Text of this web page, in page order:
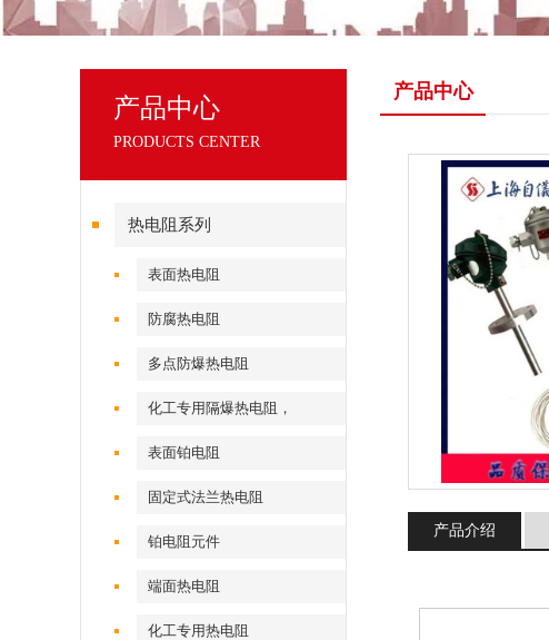
产品中心
PRODUCTS CENTER
热电阻系列
表面热电阻
防腐热电阻
多点防爆热电阻
化工专用隔爆热电阻，
表面铂电阻
固定式法兰热电阻
铂电阻元件
端面热电阻
化工专用热电阻
产品中心
产品介绍